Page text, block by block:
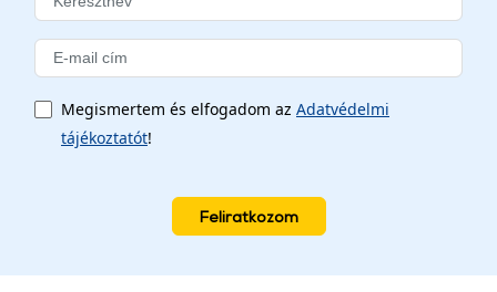
Megismertem és elfogadom az Adatvédelmi
tájékoztatót!
Feliratkozom